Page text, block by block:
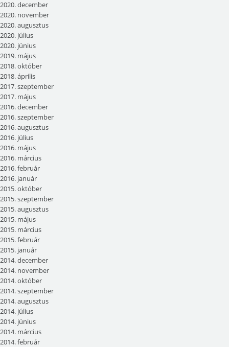
2020. december
2020. november
2020. augusztus
2020. július
2020. június
2019. május
2018. október
2018. április
2017. szeptember
2017. május
2016. december
2016. szeptember
2016. augusztus
2016. július
2016. május
2016. március
2016. február
2016. január
2015. október
2015. szeptember
2015. augusztus
2015. május
2015. március
2015. február
2015. január
2014. december
2014. november
2014. október
2014. szeptember
2014. augusztus
2014. július
2014. június
2014. március
2014. február